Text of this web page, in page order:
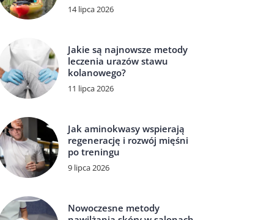
14 lipca 2026
Jakie są najnowsze metody
leczenia urazów stawu
kolanowego?
11 lipca 2026
Jak aminokwasy wspierają
regenerację i rozwój mięśni
po treningu
9 lipca 2026
Nowoczesne metody